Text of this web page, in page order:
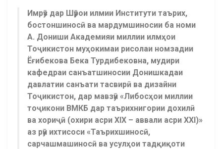
Имрӯз дар Шӯрои илмии Институти таърих,
бостоншиносӣ ва мардумшиносии ба номи
А. Дониши Академияи миллии илмҳои
Тоҷикистон муҳокимаи рисолаи номзадии
Ёғибекова Бека Турдибековна, мудири
кафедраи санъатшиносии Донишкадаи
давлатии санъати тасвирӣ ва дизайни
Тоҷикистон, дар мавзӯи «Либосҳои миллии
тоҷикони ВМКБ дар таърихнигории дохилӣ
ва хориҷӣ (охири асри XIX – аввали асри XXI)»
аз рӯи ихтисоси «Таърихшиносӣ,
сарчашмашиносӣ ва усулҳои тадқиқоти